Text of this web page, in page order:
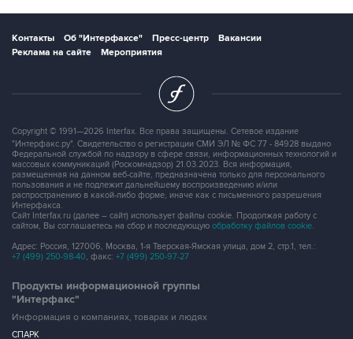
Контакты Об "Интерфаксе" Пресс-центр
Вакансии
Реклама на сайте
Мероприятия
Copyright © 1991—2026 Interfax. Все права защищены. Сетевое издание
"Интерфакс.ру". Свидетельство о регистрации СМИ ЭЛ № ФС 77 - 84928 выдано
Федеральной службой по надзору в сфере связи, информационных технологий и
массовых коммуникаций (Роскомнадзор) 21.03.2023. Вся информация,
размещенная на данном веб-сайте, предназначена только для персонального
пользования и не подлежит дальнейшему воспроизведению и/или
распространению в какой-либо форме, иначе как с письменного разрешения
Интерфакса.
Сайт Interfax.ru (далее – сайт) использует файлы cookie. Продолжая работу с
сайтом, Вы соглашаетесь на сбор и последующую обработку файлов cookie.
Адрес: Россия, 127006, Москва, 1-я Тверская-Ямская улица, дом 2, стр.1, тел.:
+7 (499) 250-98-40, факс: +7 (499) 250-97-27
Продукты информационной группы
"Интерфакс"
Информация о компаниях, товарах и людях
СПАРК